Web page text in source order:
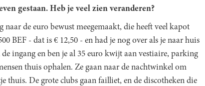
gestaan. Heb je veel zien veranderen?
naar de euro bewust meegemaakt, die heeft veel kapot
BEF - dat is € 12,50 - en had je nog over als je naar huis
ingang en ben je al 35 euro kwijt aan vestiaire, parking
thuis ophalen. Ze gaan naar de nachtwinkel om
thuis. De grote clubs gaan failliet, en de discotheken die